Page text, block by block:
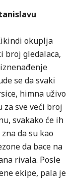
okuplja
broj gledalaca,
se da svaki
himna uživo
sve veći broj
svakako će ih
da su kao
da bace na
rivala. Posle
ekipe, pala je